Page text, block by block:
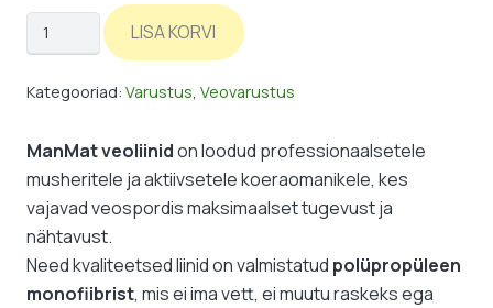
Veoliinid
//
Mushing
kogus
LISA KORVI
Kategooriad: Varustus, Veovarustus
ManMat veoliinidon loodud professionaalsetele
musheritele ja aktiivsetele koeraomanikele, kes
vajavad veospordis maksimaalset tugevust ja
nähtavust.
Need kvaliteetsed liinid on valmistatud polüpropüleen
monofiibrist, mis ei ima vett, ei muutu raskeks ega